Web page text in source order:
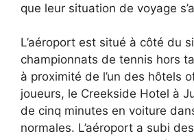
que leur situation de voyage
L’aéroport est situé à côté du
championnats de tennis hors
à proximité de l’un des hôtels
joueurs, le Creekside Hotel à
de cinq minutes en voiture
normales. L’aéroport a subi